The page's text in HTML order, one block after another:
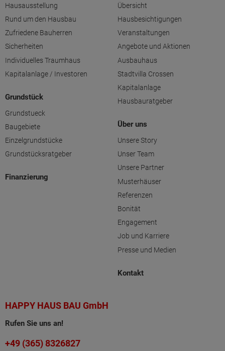
Hausausstellung
Rund um den Hausbau
Zufriedene Bauherren
Sicherheiten
Individuelles Traumhaus
Kapitalanlage / Investoren
Grundstück
Grundstueck
Baugebiete
Einzelgrundstücke
Grundstücksratgeber
Finanzierung
Übersicht
Hausbesichtigungen
Veranstaltungen
Angebote und Aktionen
Ausbauhaus
Stadtvilla Crossen
Kapitalanlage
Hausbauratgeber
Über uns
Unsere Story
Unser Team
Unsere Partner
Musterhäuser
Referenzen
Bonität
Engagement
Job und Karriere
Presse und Medien
Kontakt
HAPPY HAUS BAU GmbH
Rufen Sie uns an!
+49 (365) 8326827